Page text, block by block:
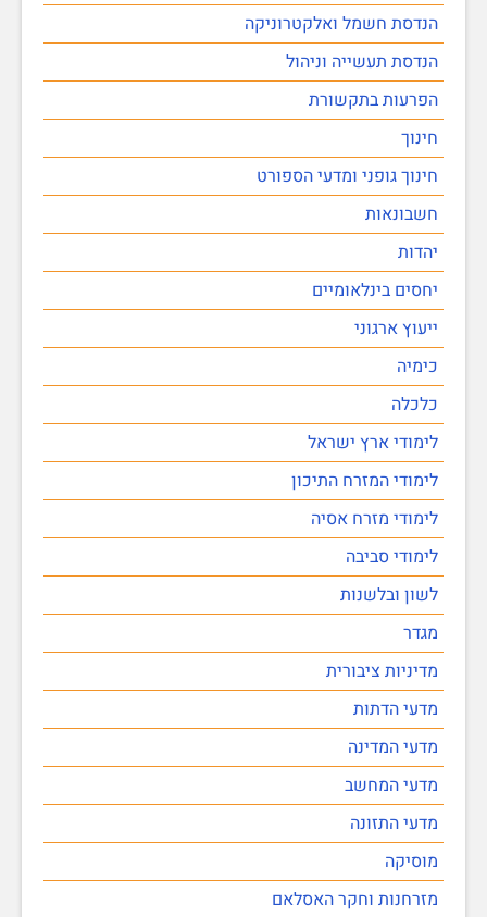
הנדסת חשמל ואלקטרוניקה
הנדסת תעשייה וניהול
הפרעות בתקשורת
חינוך
חינוך גופני ומדעי הספורט
חשבונאות
יהדות
יחסים בינלאומיים
ייעוץ ארגוני
כימיה
כלכלה
לימודי ארץ ישראל
לימודי המזרח התיכון
לימודי מזרח אסיה
לימודי סביבה
לשון ובלשנות
מגדר
מדיניות ציבורית
מדעי הדתות
מדעי המדינה
מדעי המחשב
מדעי התזונה
מוסיקה
מזרחנות וחקר האסלאם